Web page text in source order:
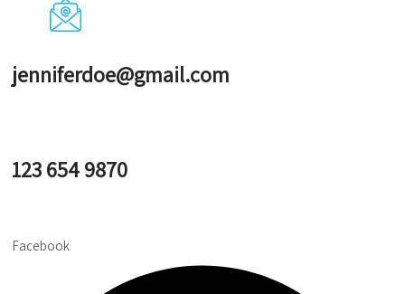
jenniferdoe@gmail.com
123 654 9870
Facebook